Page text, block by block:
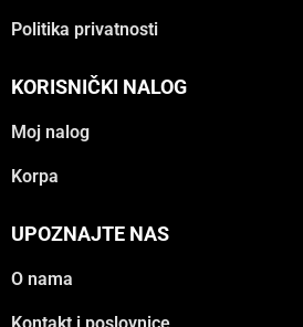
Politika privatnosti
KORISNIČKI NALOG
Moj nalog
Korpa
UPOZNAJTE NAS
O nama